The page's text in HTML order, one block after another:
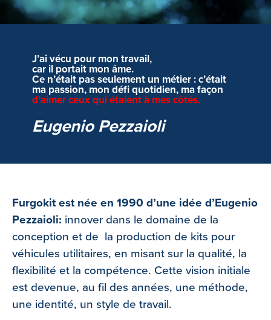
J’ai vécu pour mon travail,
car il portait mon âme.
Ce n’était pas seulement un métier : c’était
ma passion, mon défi quotidien, ma façon
d’aimer ceux qui étaient à mes côtés.
Eugenio Pezzaioli
Furgokit est née en 1990 d’une idée d’Eugenio
Pezzaioli: innover dans le domaine de la
conception et de la production de kits pour
véhicules utilitaires, en misant sur la qualité, la
flexibilité et la compétence. Cette vision initiale
est devenue, au fil des années, une méthode,
une identité, un style de travail.